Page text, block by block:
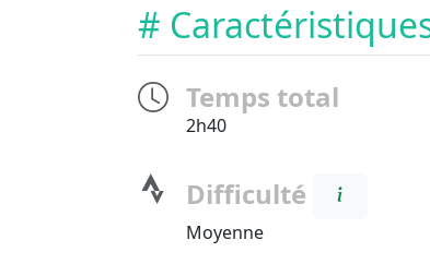
#
Temps total
2h40
Difficulté
Moyenne